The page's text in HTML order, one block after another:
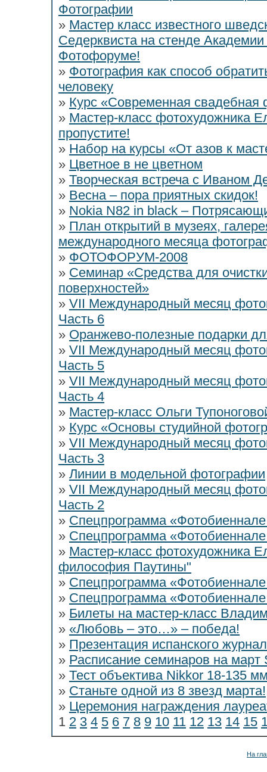
Фотографии
» Мастер класс известного
Седерквиста на стенде
Фотофоруме!
» Фотография как способ
человеку
» Курс «Современная свадебная
» Мастер-класс фотохудожника
пропустите!
» Набор на курсы «От азов к
» Цветное в не цветном
» Творческая встреча с Иваном
» Весна – пора приятных скидок!
» Nokia N82 in black –
» План открытий в музеях,
международного месяца
» ФОТОФОРУМ-2008
» Семинар «Средства для
поверхностей»
» VII Международный месяц
Часть 6
» Оранжево-полезные подарки
» VII Международный месяц
Часть 5
» VII Международный месяц
Часть 4
» Мастер-класс Ольги
» Курс «Основы студийной
» VII Международный месяц
Часть 3
» Линии в модельной фотографии
» VII Международный месяц
Часть 2
» Спецпрограмма
» Спецпрограмма
» Мастер-класс фотохудожника
философия Паутины"
» Спецпрограмма
» Спецпрограмма
» Билеты на мастер-класс
» «Любовь – это…» – победа!
» Презентация испанского
» Расписание семинаров на март
» Тест объектива Nikkor 18-135
» Станьте одной из 8 звезд марта!
» Церемония награждения
1 2 3 4 5 6 7 8 9 10 11 12 13 14 15
На